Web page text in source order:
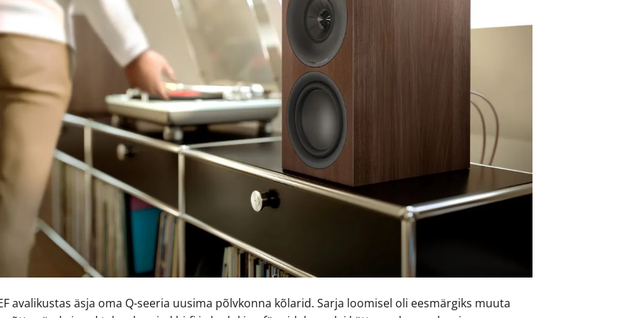
avalikustas äsja oma Q-seeria uusima põlvkonna kõlarid. Sarja loomisel oli eesmärgiks muuta